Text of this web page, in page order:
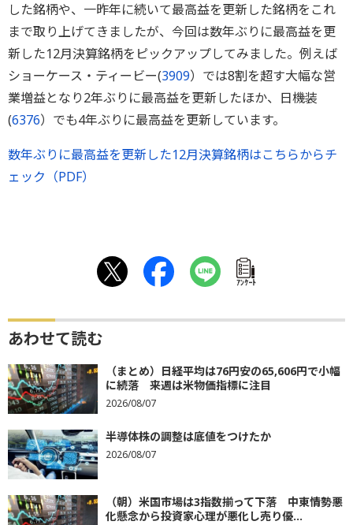
した銘柄や、一昨年に続いて最高益を更新した銘柄をこれ
まで取り上げてきましたが、今回は数年ぶりに最高益を更
新した12月決算銘柄をピックアップしてみました。例えば
ショーケース・ティービー(3909）では8割を超す大幅な営
業増益となり2年ぶりに最高益を更新したほか、日機装
(6376）でも4年ぶりに最高益を更新しています。
数年ぶりに最高益を更新した12月決算銘柄はこちらからチ
ェック（PDF）
ｱﾝｹｰﾄ
あわせて読む
（まとめ）日経平均は76円安の65,606円で小幅
に続落 来週は米物価指標に注目
2026/08/07
半導体株の調整は底値をつけたか
2026/08/07
（朝）米国市場は3指数揃って下落 中東情勢悪
化懸念から投資家心理が悪化し売り優...